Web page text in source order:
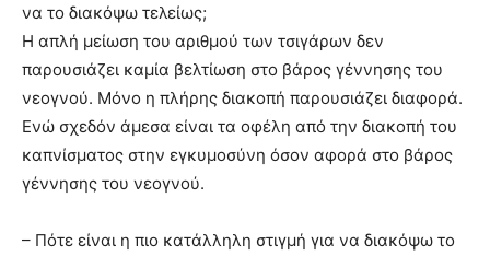
να το διακόψω τελείως;
Η απλή μείωση του αριθμού των τσιγάρων δεν
παρουσιάζει καμία βελτίωση στο βάρος γέννησης του
νεογνού. Μόνο η πλήρης διακοπή παρουσιάζει διαφορά.
Ενώ σχεδόν άμεσα είναι τα οφέλη από την διακοπή του
καπνίσματος στην εγκυμοσύνη όσον αφορά στο βάρος
γέννησης του νεογνού.
– Πότε είναι η πιο κατάλληλη στιγμή για να διακόψω το